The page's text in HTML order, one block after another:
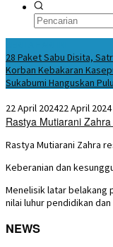
28 Paket Sabu Disita,
Korban Kebakaran
Sukabumi Hanguskan
22 April 202422 April 2024
Rastya Mutiarani
Rastya Mutiarani Zahra
Keberanian dan
Menelisik latar belakang
nilai luhur pendidikan dan
NEWS